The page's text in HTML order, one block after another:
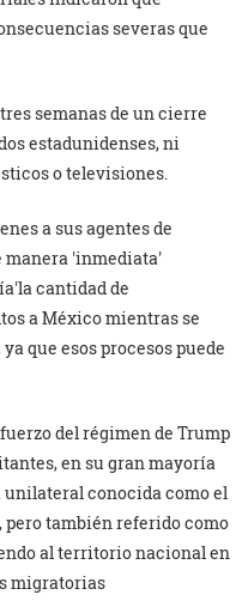
severas que
semanas de un cierre
estadunidenses, ni
o televisiones.
a sus agentes de
manera inmediata
la cantidad de
a México mientras se
que esos procesos puede
del régimen de Trump
en su gran mayoría
conocida como el
también referido como
al territorio nacional en
migratorias